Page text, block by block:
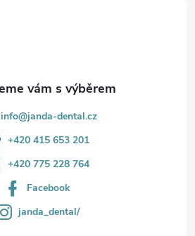
info@janda-dental.cz
+420 415 653 201
+420 775 228 764
Facebook
janda_dental/